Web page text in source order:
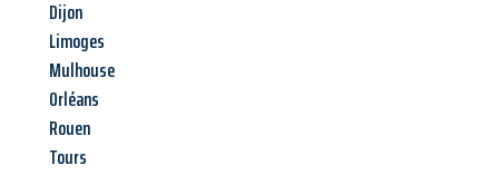
Dijon
Limoges
Mulhouse
Orléans
Rouen
Tours